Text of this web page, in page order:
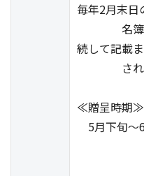
毎年2月末日
名簿に同
続して記載
されて
≪贈呈時期≫
5月下旬～
（